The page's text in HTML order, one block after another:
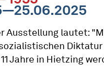
Ausstellung lautet:
Jahre in Hietzing